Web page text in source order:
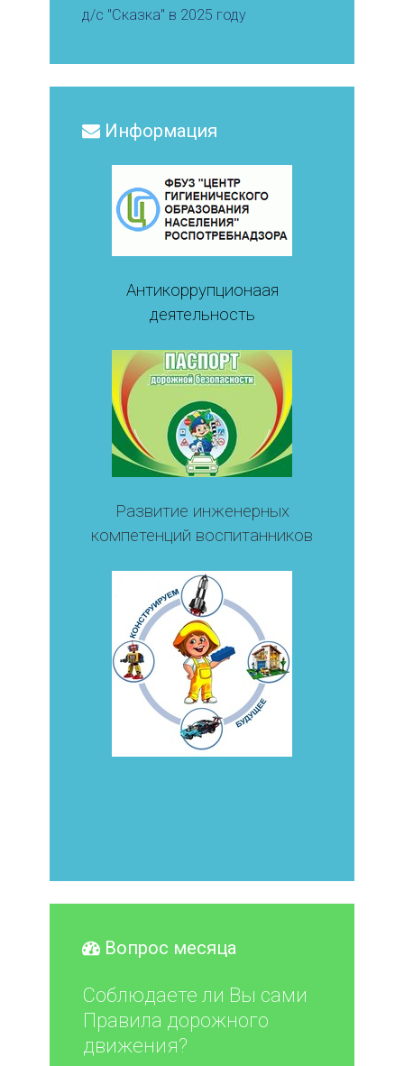
д/с "Сказка" в 2025 году
Информация
Антикоррупционаая
деятельность
Развитие инженерных
компетенций воспитанников
Вопрос месяца
Соблюдаете ли Вы сами
Правила дорожного
движения?